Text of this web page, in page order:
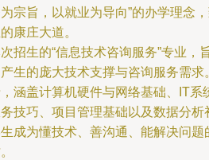
宗旨，以就业为导向”的办学理念
康庄大道。
招生的“信息技术咨询服务”专业，
生的庞大技术支撑与咨询服务需
涵盖计算机硬件与网络基础、IT系
技巧、项目管理基础以及数据分
成为懂技术、善沟通、能解决问题